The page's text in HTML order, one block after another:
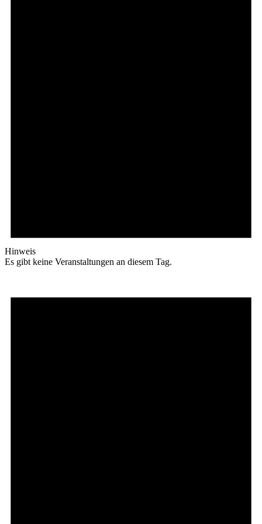
Hinweis
Es gibt keine Veranstaltungen an diesem Tag.